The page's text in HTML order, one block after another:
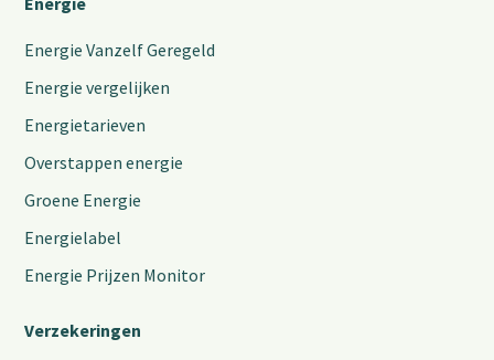
Energie Vanzelf Geregeld
Energie vergelijken
Energietarieven
Overstappen energie
Groene Energie
Energielabel
Energie Prijzen Monitor
Verzekeringen